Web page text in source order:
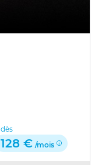
dès
128 € /mois